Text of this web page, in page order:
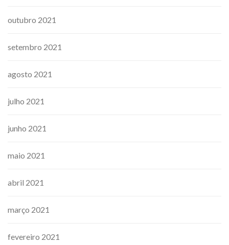
outubro 2021
setembro 2021
agosto 2021
julho 2021
junho 2021
maio 2021
abril 2021
março 2021
fevereiro 2021